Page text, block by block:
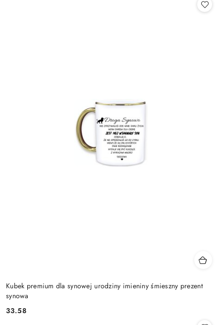
Kubek premium dla synowej urodziny imieniny śmieszny prezent
synowa
Cena:
33.58